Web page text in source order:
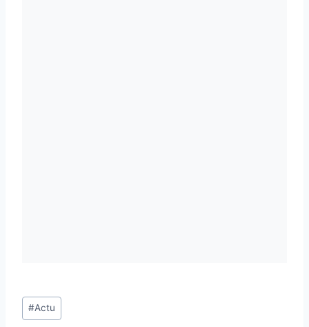
Étiquettes
de
#Actu